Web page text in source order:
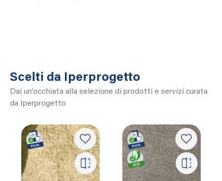
Scelti da Iperprogetto
Dai un'occhiata alla selezione di prodotti e servizi curata
da Iperprogetto